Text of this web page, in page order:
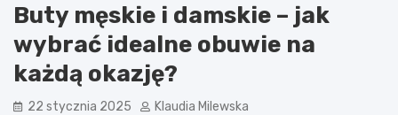
Buty męskie i damskie – jak
wybrać idealne obuwie na
każdą okazję?
22 stycznia 2025 Klaudia Milewska